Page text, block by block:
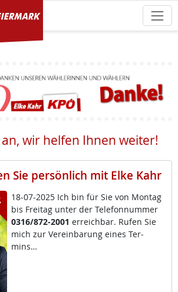
an, wir helfen Ihnen weiter!
Sie persönlich mit Elke Kahr
18-07-2025 Ich bin für Sie von Mon­tag
bis Frei­tag un­ter der Te­le­fon­num­mer
0316/872-2001 er­reich­bar. Ru­fen Sie
mich zur Ve­r­ein­ba­rung ei­nes Ter­
mins…